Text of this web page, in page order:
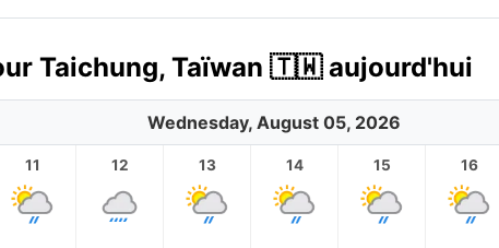
Taichung, Taïwan 🇹🇼 aujourd'hui
Wednesday, August 05, 2026
11 12 13 14 15 16